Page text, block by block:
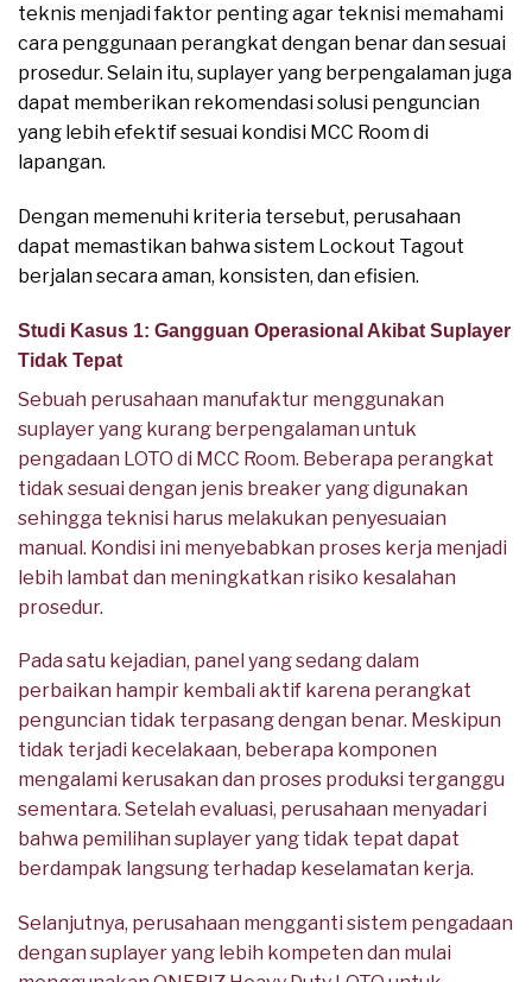
teknis menjadi faktor penting agar teknisi memahami
cara penggunaan perangkat dengan benar dan sesuai
prosedur. Selain itu, suplayer yang berpengalaman juga
dapat memberikan rekomendasi solusi penguncian
yang lebih efektif sesuai kondisi MCC Room di
lapangan.
Dengan memenuhi kriteria tersebut, perusahaan
dapat memastikan bahwa sistem Lockout Tagout
berjalan secara aman, konsisten, dan efisien.
Studi Kasus 1: Gangguan Operasional Akibat Suplayer
Tidak Tepat
Sebuah perusahaan manufaktur menggunakan
suplayer yang kurang berpengalaman untuk
pengadaan LOTO di MCC Room. Beberapa perangkat
tidak sesuai dengan jenis breaker yang digunakan
sehingga teknisi harus melakukan penyesuaian
manual. Kondisi ini menyebabkan proses kerja menjadi
lebih lambat dan meningkatkan risiko kesalahan
prosedur.
Pada satu kejadian, panel yang sedang dalam
perbaikan hampir kembali aktif karena perangkat
penguncian tidak terpasang dengan benar. Meskipun
tidak terjadi kecelakaan, beberapa komponen
mengalami kerusakan dan proses produksi terganggu
sementara. Setelah evaluasi, perusahaan menyadari
bahwa pemilihan suplayer yang tidak tepat dapat
berdampak langsung terhadap keselamatan kerja.
Selanjutnya, perusahaan mengganti sistem pengadaan
dengan suplayer yang lebih kompeten dan mulai